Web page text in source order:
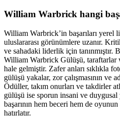
William Warbrick hangi
William Warbrick’in başarıları yerel
uluslararası görünümlere uzanır.
ve sahadaki liderlik için tanınmıştır.
William Warbrick Gülüşü, taraftarlar
hale gelmiştir. Zafer anları sıklıkla
gülüşü yakalar, zor çalışmasının ve
Ödüller, takım onurları ve takdirler
gülüşü ise sporun insani ve
başarının hem beceri hem de
hatırlatır.